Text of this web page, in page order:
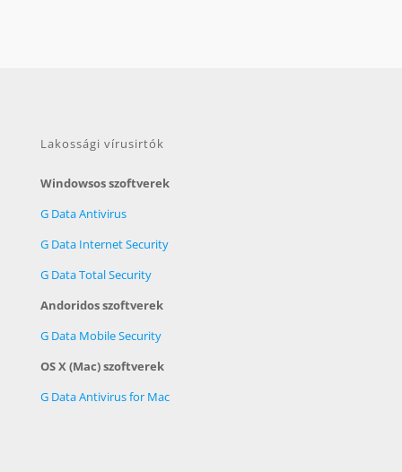
Lakossági vírusirtók
Windowsos szoftverek
G Data Antivirus
G Data Internet Security
G Data Total Security
Andoridos szoftverek
G Data Mobile Security
OS X (Mac) szoftverek
G Data Antivirus for Mac